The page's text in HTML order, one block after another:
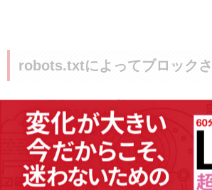
robots.txtによってブロック
エラーが発生したURLに対して、robots.txt
ックしている場合に発生します。
robots.txtとは、クローラーのアクセスを禁止
する対象をファイル単位で指定できるファイ
と似ていますが、以下のような違いがありま